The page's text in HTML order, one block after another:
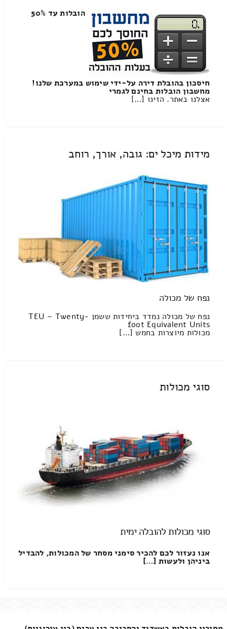
הובלות עד 50%
חיסכון בהובלת דירה על-ידי שימוש במערכת שלנו!
מחשבון הובלות בחינם לגמרי
אצלנו באתר. הזינו […]
מידות מיכל ים: גובה, אורך, רוחב
נפח של מכולה
נפח של מכולה נמדד ביחידות ששמן TEU – Twenty-
foot Equivalent Units
מכולות מיוצרות בחמש […]
סוגי מכולות
סוגי מכולות להובלה ימית
אנו נעזור לכם להכיר סימני מסחר של המכולות, להבדיל
ביניהן ולעשות […]